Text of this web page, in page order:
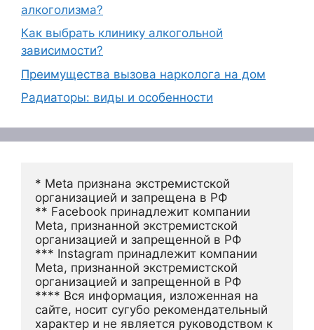
алкоголизма?
Как выбрать клинику алкогольной
зависимости?
Преимущества вызова нарколога на дом
Радиаторы: виды и особенности
* Meta признана экстремистской
организацией и запрещена в РФ
** Facebook принадлежит компании
Meta, признанной экстремистской
организацией и запрещенной в РФ
*** Instagram принадлежит компании
Meta, признанной экстремистской
организацией и запрещенной в РФ
**** Вся информация, изложенная на
сайте, носит сугубо рекомендательный
характер и не является руководством к